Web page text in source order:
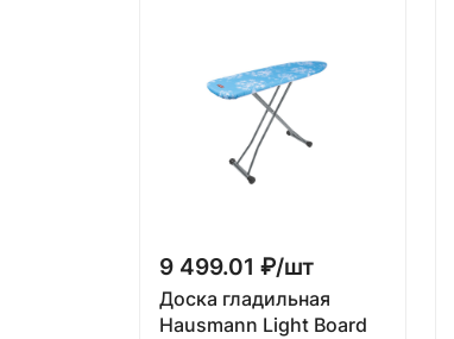
9 499.01 ₽/шт
Доска гладильная
Hausmann Light Board